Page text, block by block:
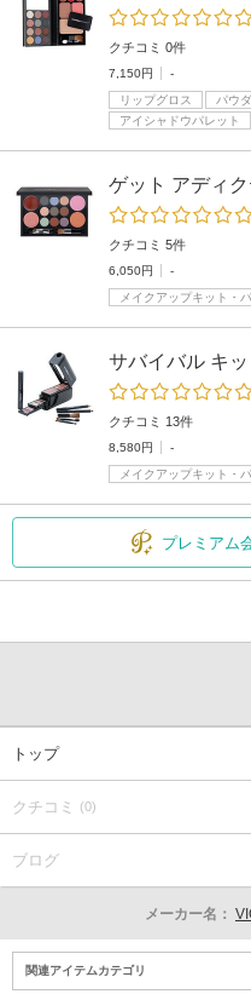
クチコミ 0件
7,150円
-
リップグロス
パウ
アイシャドウパレット
ゲット アディ
クチコミ 5件
6,050円
-
メイクアップキット・
サバイバル キッ
クチコミ 13件
8,580円
-
メイクアップキット・
プレミアム
トップ
クチコミ (0)
ブログ
メーカー名：
関連アイテムカテゴリ